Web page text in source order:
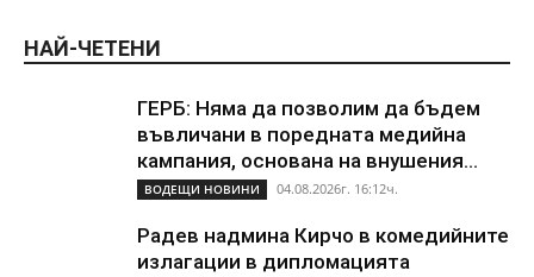
НАЙ-ЧЕТЕНИ
ГЕРБ: Няма да позволим да бъдем
въвличани в поредната медийна
кампания, основана на внушения...
ВОДЕЩИ НОВИНИ 04.08.2026г. 16:12ч.
Радев надмина Кирчо в комедийните
излагации в дипломацията